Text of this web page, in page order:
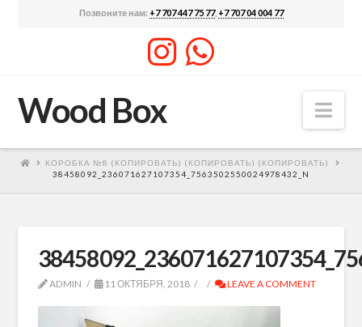
Позвоните нам: +7 707 447 75 77, +7 707 04 004 77
Wood Box
КОРОБКА №8 (КОПИРОВАТЬ) (КОПИРОВАТЬ) (КОПИРОВАТЬ)
38458092_236071627107354_7563502550024978432_N
ADMIN 11 ОКТЯБРЯ, 2018 LEAVE A COMMENT